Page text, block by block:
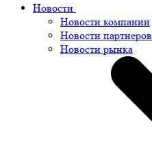
Новости
Новости компании
Новости партнеров
Новости рынка